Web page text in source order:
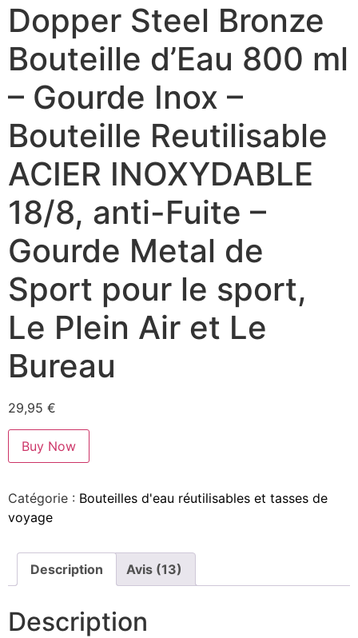
Dopper Steel Bronze
Bouteille d’Eau 800 ml
– Gourde Inox –
Bouteille Reutilisable
ACIER INOXYDABLE
18/8, anti-Fuite –
Gourde Metal de
Sport pour le sport,
Le Plein Air et Le
Bureau
29,95 €
Buy Now
Catégorie : Bouteilles d'eau réutilisables et tasses de
voyage
Description Avis (13)
Description